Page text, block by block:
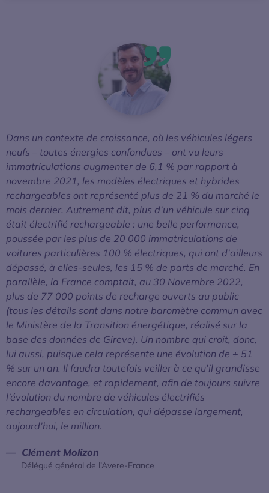
Dans un contexte de croissance, où les véhicules légers
neufs – toutes énergies confondues – ont vu leurs
immatriculations augmenter de 6,1 % par rapport à
novembre 2021, les modèles électriques et hybrides
rechargeables ont représenté plus de 21 % du marché le
mois dernier. Autrement dit, plus d’un véhicule sur cinq
était électrifié rechargeable : une belle performance,
poussée par les plus de 20 000 immatriculations de
voitures particulières 100 % électriques, qui ont d’ailleurs
dépassé, à elles-seules, les 15 % de parts de marché. En
parallèle, la France comptait, au 30 Novembre 2022,
plus de 77 000 points de recharge ouverts au public
(tous les détails sont dans notre baromètre commun avec
le Ministère de la Transition énergétique, réalisé sur la
base des données de Gireve). Un nombre qui croît, donc,
lui aussi, puisque cela représente une évolution de + 51
% sur un an. Il faudra toutefois veiller à ce qu’il grandisse
encore davantage, et rapidement, afin de toujours suivre
l’évolution du nombre de véhicules électrifiés
rechargeables en circulation, qui dépasse largement,
aujourd’hui, le million.
Clément Molizon
Délégué général de l’Avere-France